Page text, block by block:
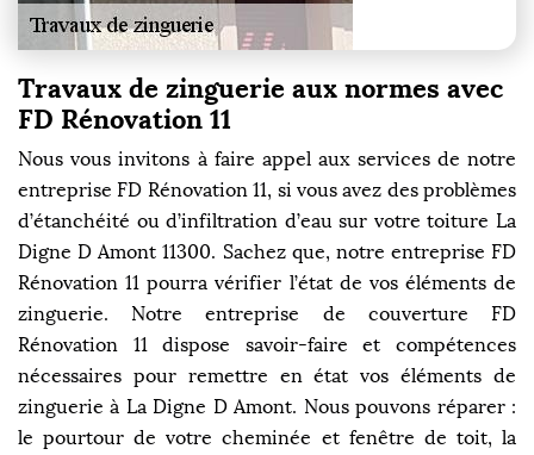
Travaux de zinguerie aux normes avec
FD Rénovation 11
Nous vous invitons à faire appel aux services de notre
entreprise FD Rénovation 11, si vous avez des problèmes
d’étanchéité ou d’infiltration d’eau sur votre toiture La
Digne D Amont 11300. Sachez que, notre entreprise FD
Rénovation 11 pourra vérifier l’état de vos éléments de
zinguerie. Notre entreprise de couverture FD
Rénovation 11 dispose savoir-faire et compétences
nécessaires pour remettre en état vos éléments de
zinguerie à La Digne D Amont. Nous pouvons réparer :
le pourtour de votre cheminée et fenêtre de toit, la